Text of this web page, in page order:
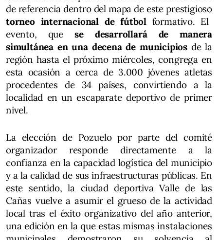
de referencia dentro del mapa de este prestigioso
torneo internacional de fútbolformativo. El
evento, quese desarrollará de manera
simultánea en una decena de municipios de la
región hasta el próximo miércoles, congrega en
esta ocasión a cerca de 3.000 jóvenes atletas
procedentes de 34 países, convirtiendo a la
localidad en un escaparate deportivo de primer
nivel.
La elección de Pozuelo por parte del comité
organizador responde directamente a la
confianza en la capacidad logística del municipio
y a la calidad de sus infraestructuras públicas. En
este sentido, la ciudad deportiva Valle de las
Cañas vuelve a asumir el grueso de la actividad
local tras el éxito organizativo del año anterior,
una edición en la que estas mismas instalaciones